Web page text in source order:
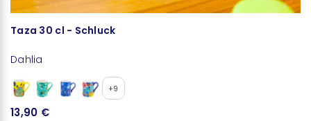
Taza 30 cl - Schluck
Dahlia
+9
13,90 €